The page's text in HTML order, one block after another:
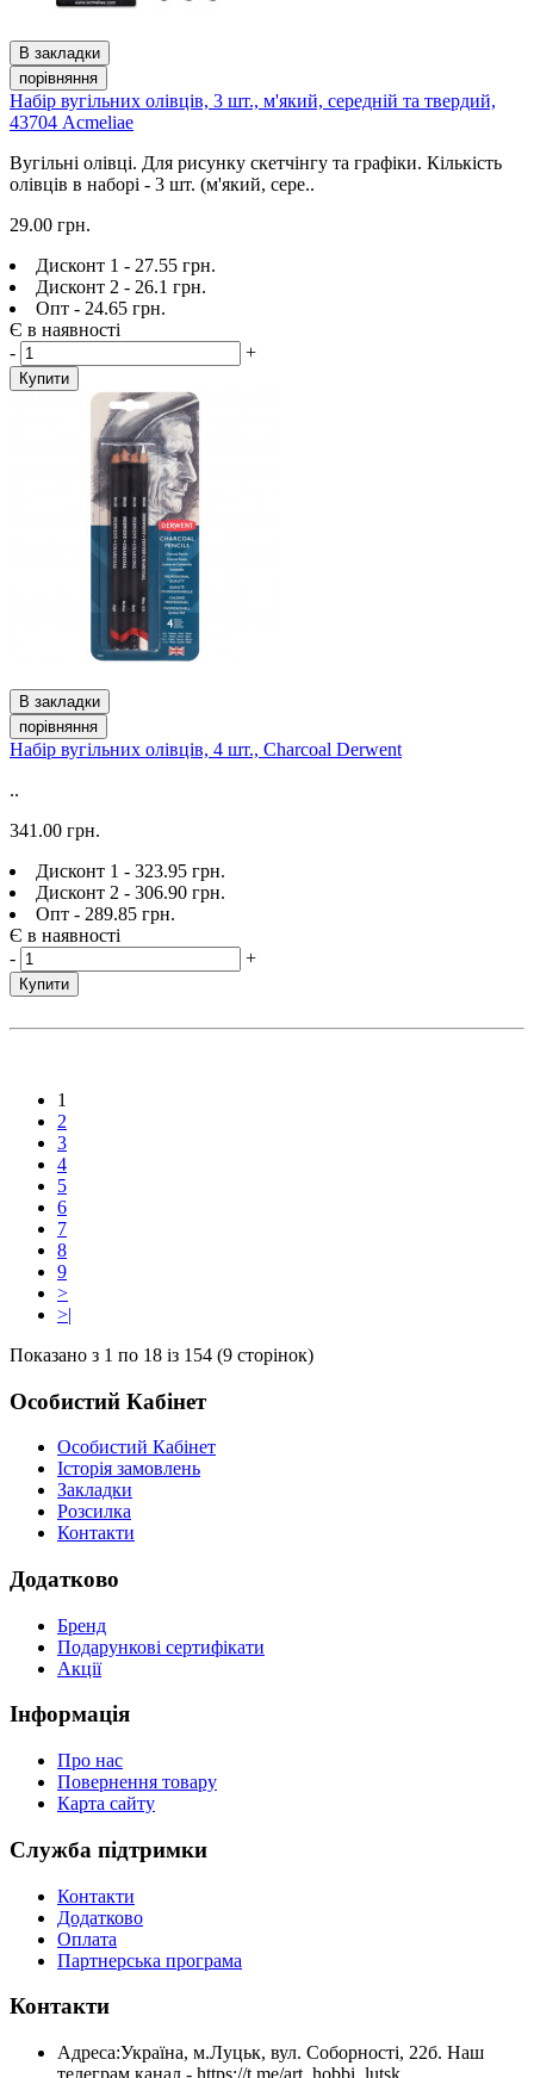
В закладки
порівняння
Набір вугільних олівців, 3 шт., м'який, середній та твердий,
43704 Acmeliae
Вугільні олівці. Для рисунку скетчінгу та графіки. Кількість
олівців в наборі - 3 шт. (м'який, сере..
29.00 грн.
Дисконт 1 - 27.55 грн.
Дисконт 2 - 26.1 грн.
Опт - 24.65 грн.
Є в наявності
-
+
Купити
В закладки
порівняння
Набір вугільних олівців, 4 шт., Charcoal Derwent
..
341.00 грн.
Дисконт 1 - 323.95 грн.
Дисконт 2 - 306.90 грн.
Опт - 289.85 грн.
Є в наявності
-
+
Купити
1
2
3
4
5
6
7
8
9
>
>|
Показано з 1 по 18 із 154 (9 сторінок)
Особистий Кабінет
Особистий Кабінет
Історія замовлень
Закладки
Розсилка
Контакти
Додатково
Бренд
Подарункові сертифікати
Акції
Інформація
Про нас
Повернення товару
Карта сайту
Служба підтримки
Контакти
Додатково
Оплата
Партнерська програма
Контакти
Адреса:Україна, м.Луцьк, вул. Соборності, 22б. Наш
телеграм канал - https://t.me/art_hobbi_lutsk